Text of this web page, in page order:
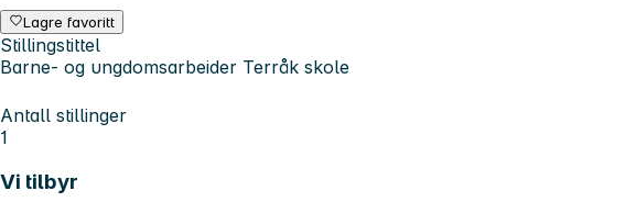
Lagre favoritt
Stillingstittel
Barne- og ungdomsarbeider Terråk skole
Antall stillinger
1
Vi tilbyr